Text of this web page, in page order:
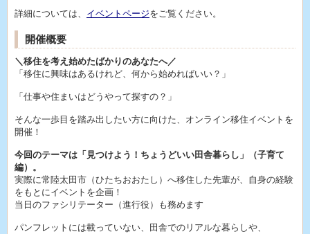
詳細については、 イベントページをご覧ください。
開催概要
＼移住を考え始めたばかりのあなたへ／
「移住に興味はあるけれど、何から始めればいい？」
「仕事や住まいはどうやって探すの？」
そんな一歩目を踏み出したい方に向けた、オンライン移住イベントを
開催！
今回のテーマは「見つけよう！ちょうどいい田舎暮らし」（子育て
編）。
実際に常陸太田市（ひたちおおたし）へ移住した先輩が、自身の経験
をもとにイベントを企画！
当日のファシリテーター（進行役）も務めます
パンフレットには載っていない、田舎でのリアルな暮らしや、